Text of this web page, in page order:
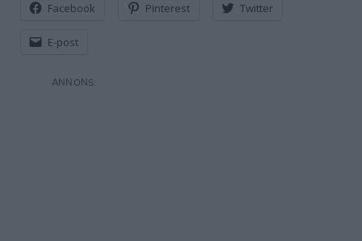
Facebook Pinterest Twitter
E-post